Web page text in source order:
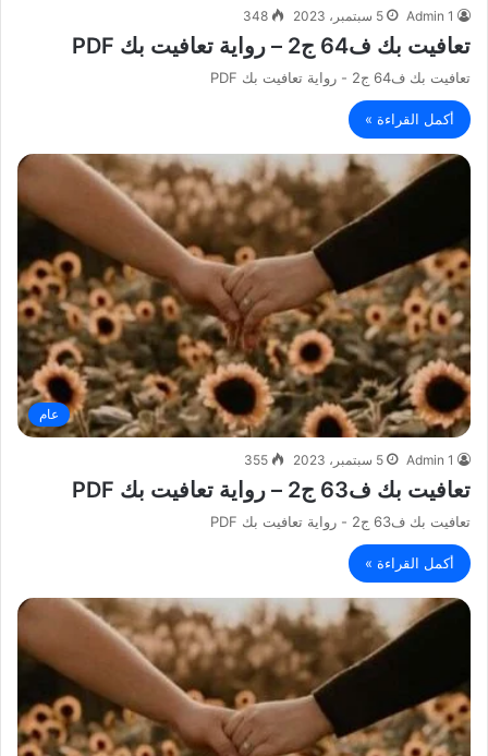
Admin 1 5 سبتمبر، 2023 348
تعافيت بك ف64 ج2 – رواية تعافيت بك PDF
تعافيت بك ف64 ج2 - رواية تعافيت بك PDF
أكمل القراءة »
عام
Admin 1 5 سبتمبر، 2023 355
تعافيت بك ف63 ج2 – رواية تعافيت بك PDF
تعافيت بك ف63 ج2 - رواية تعافيت بك PDF
أكمل القراءة »